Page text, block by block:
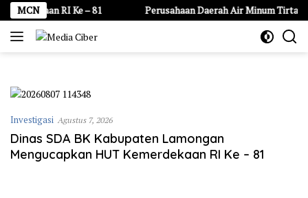
Langsung
ke
konten
MCN
RI Ke – 81 Perusahaan Daerah Air Minum Tirta Dharma
Investigasi Agustus 7, 2026
Dinas SDA BK Kabupaten Lamongan
Mengucapkan HUT Kemerdekaan RI Ke – 81